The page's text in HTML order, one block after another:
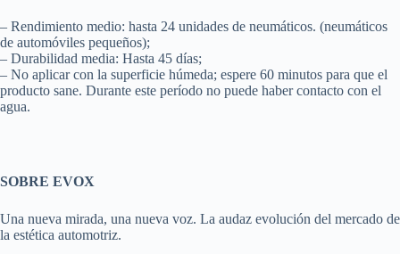
– Rendimiento medio: hasta 24 unidades de neumáticos. (neumáticos
de automóviles pequeños);
– Durabilidad media: Hasta 45 días;
– No aplicar con la superficie húmeda; espere 60 minutos para que el
producto sane. Durante este período no puede haber contacto con el
agua.
SOBRE EVOX
Una nueva mirada, una nueva voz. La audaz evolución del mercado de
la estética automotriz.